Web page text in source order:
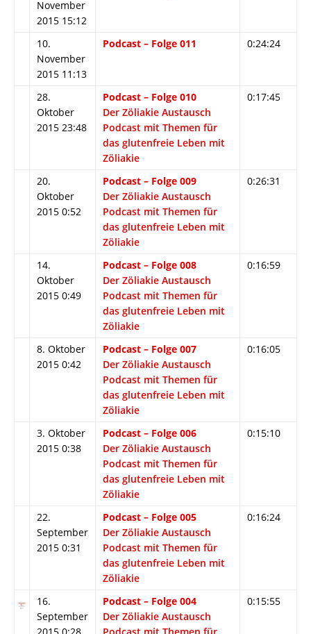
November
2015 15:12
10.
November
2015 11:13
Podcast – Folge 011 0:24:24
28.
Oktober
2015 23:48
Podcast – Folge 010
Der Zöliakie Austausch
Podcast mit Themen für
das glutenfreie Leben mit
Zöliakie
0:17:45
20.
Oktober
2015 0:52
Podcast – Folge 009
Der Zöliakie Austausch
Podcast mit Themen für
das glutenfreie Leben mit
Zöliakie
0:26:31
14.
Oktober
2015 0:49
Podcast – Folge 008
Der Zöliakie Austausch
Podcast mit Themen für
das glutenfreie Leben mit
Zöliakie
0:16:59
8. Oktober
2015 0:42
Podcast – Folge 007
Der Zöliakie Austausch
Podcast mit Themen für
das glutenfreie Leben mit
Zöliakie
0:16:05
3. Oktober
2015 0:38
Podcast – Folge 006
Der Zöliakie Austausch
Podcast mit Themen für
das glutenfreie Leben mit
Zöliakie
0:15:10
22.
September
2015 0:31
Podcast – Folge 005
Der Zöliakie Austausch
Podcast mit Themen für
das glutenfreie Leben mit
Zöliakie
0:16:24
16.
September
Podcast – Folge 004
Der Zöliakie Austausch
0:15:55